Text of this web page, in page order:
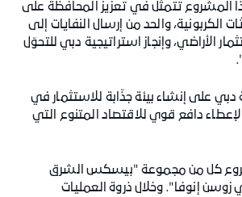
المشروع تتمثل في تعزيز المحافظة على
الكربونية، والحد من إرسال النفايات إلى
الأراضي، وإنجاز استراتيجية دبي للتحوّل
دبي على إنشاء بيئة جذّابة للاستثمار في
دافع قوي للاقتصاد المتنوع التي
كل من مجموعة "بيسكس الشرق
إنوفا". وخلال ذروة العمليات